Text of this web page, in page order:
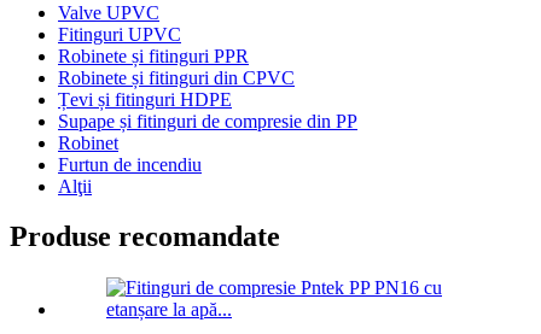
Valve UPVC
Fitinguri UPVC
Robinete și fitinguri PPR
Robinete și fitinguri din CPVC
Țevi și fitinguri HDPE
Supape și fitinguri de compresie din PP
Robinet
Furtun de incendiu
Alţii
Produse recomandate